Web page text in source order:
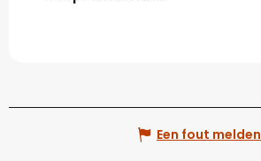
Een fout melden